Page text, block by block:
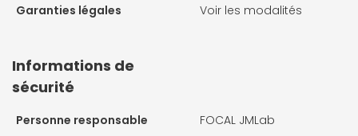
Garanties légales
Voir les modalités
Informations de
sécurité
Personne responsable
FOCAL JMLab